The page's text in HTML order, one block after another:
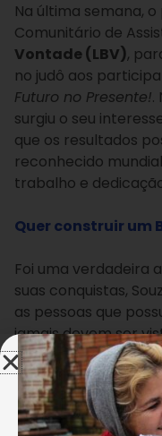
Na última semana,
Comunitário de
Vontade (LBV),
no judô aos
Futuro no Presente!.
surgiu o seu
que os resultados
reconhecido
trabalho e
Quer construir um
Foi uma verdadeira
suas conquistas,
as pessoas que
jamais devem ser
minha limitação
pessoa normal,
Arivaldo Oliveira